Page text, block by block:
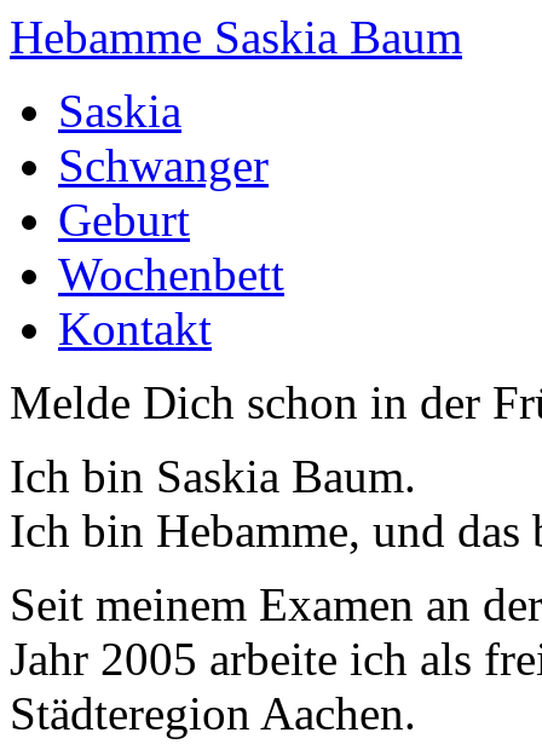
Hebamme Saskia Baum
Saskia
Schwanger
Geburt
Wochenbett
Kontakt
Melde Dich schon in der
Ich bin Saskia Baum.
Ich bin Hebamme, und das
Seit meinem Examen an
Jahr 2005 arbeite ich als
Städteregion Aachen.